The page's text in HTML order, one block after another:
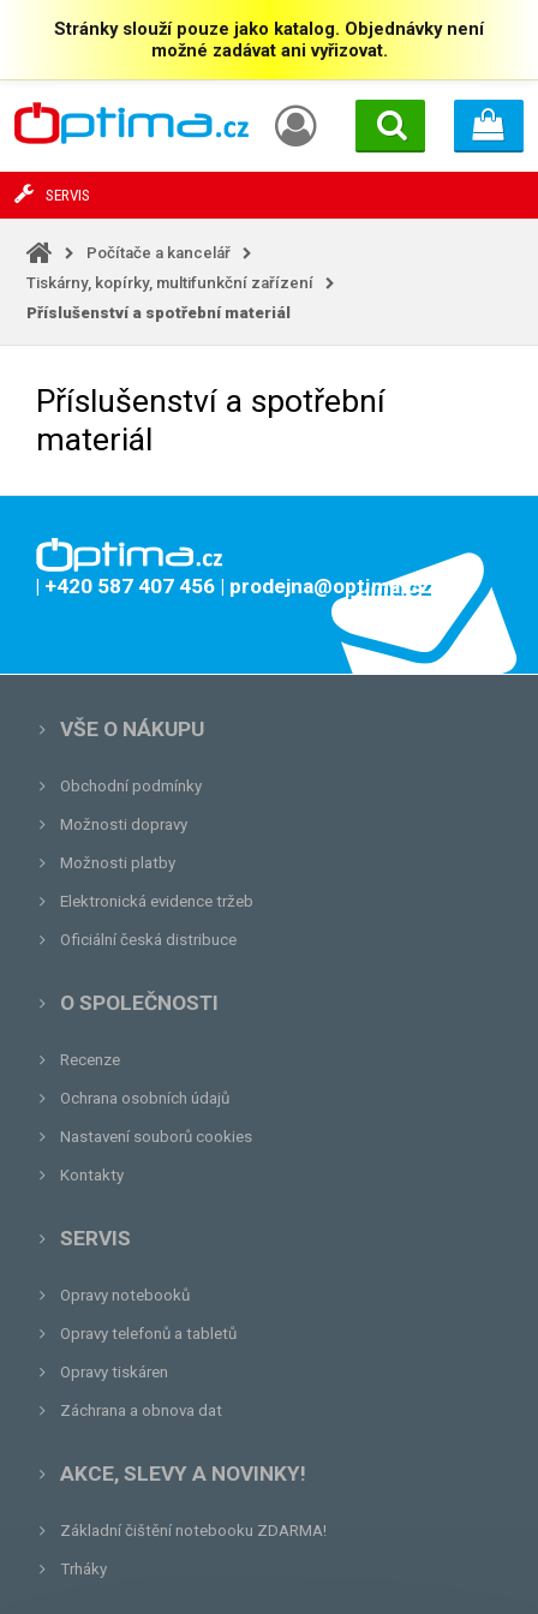
Stránky slouží pouze jako katalog. Objednávky není
možné zadávat ani vyřizovat.
SERVIS
Počítače a kancelář
Tiskárny, kopírky, multifunkční zařízení
Příslušenství a spotřební materiál
Příslušenství a spotřební
materiál
| +420 587 407 456 | prodejna@optima.cz
VŠE O NÁKUPU
Obchodní podmínky
Možnosti dopravy
Možnosti platby
Elektronická evidence tržeb
Oficiální česká distribuce
O SPOLEČNOSTI
Recenze
Ochrana osobních údajů
Nastavení souborů cookies
Kontakty
SERVIS
Opravy notebooků
Opravy telefonů a tabletů
Opravy tiskáren
Záchrana a obnova dat
AKCE, SLEVY A NOVINKY!
Základní čištění notebooku ZDARMA!
Trháky